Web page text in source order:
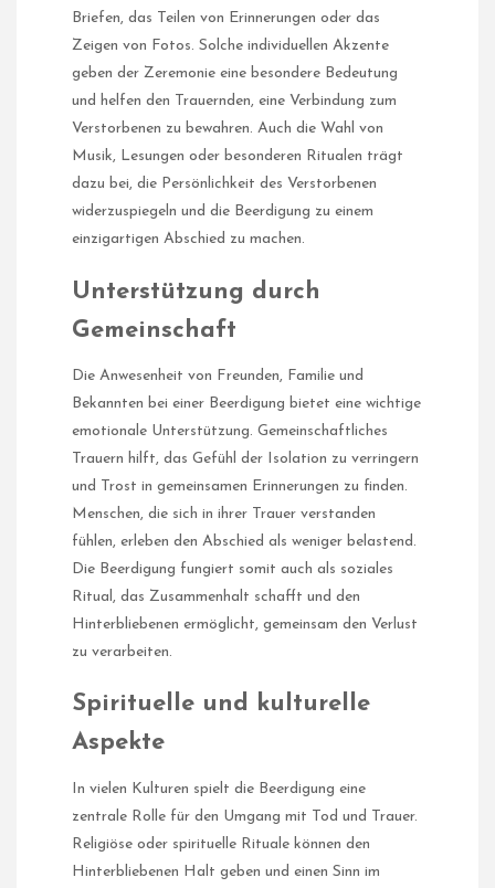
Briefen, das Teilen von Erinnerungen oder das
Zeigen von Fotos. Solche individuellen Akzente
geben der Zeremonie eine besondere Bedeutung
und helfen den Trauernden, eine Verbindung zum
Verstorbenen zu bewahren. Auch die Wahl von
Musik, Lesungen oder besonderen Ritualen trägt
dazu bei, die Persönlichkeit des Verstorbenen
widerzuspiegeln und die Beerdigung zu einem
einzigartigen Abschied zu machen.
Unterstützung durch
Gemeinschaft
Die Anwesenheit von Freunden, Familie und
Bekannten bei einer Beerdigung bietet eine wichtige
emotionale Unterstützung. Gemeinschaftliches
Trauern hilft, das Gefühl der Isolation zu verringern
und Trost in gemeinsamen Erinnerungen zu finden.
Menschen, die sich in ihrer Trauer verstanden
fühlen, erleben den Abschied als weniger belastend.
Die Beerdigung fungiert somit auch als soziales
Ritual, das Zusammenhalt schafft und den
Hinterbliebenen ermöglicht, gemeinsam den Verlust
zu verarbeiten.
Spirituelle und kulturelle
Aspekte
In vielen Kulturen spielt die Beerdigung eine
zentrale Rolle für den Umgang mit Tod und Trauer.
Religiöse oder spirituelle Rituale können den
Hinterbliebenen Halt geben und einen Sinn im